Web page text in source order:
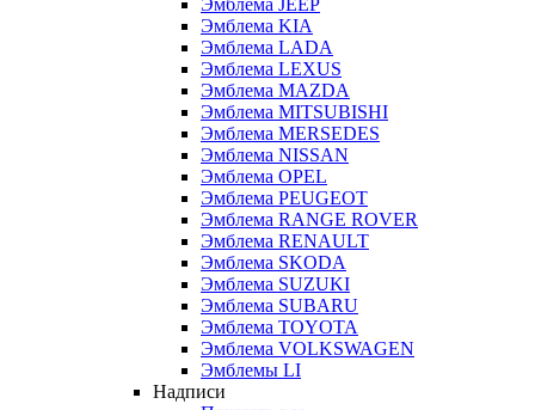
Эмблема JEEP
Эмблема KIA
Эмблема LADA
Эмблема LEXUS
Эмблема MAZDA
Эмблема MITSUBISHI
Эмблема MERSEDES
Эмблема NISSAN
Эмблема OPEL
Эмблема PEUGEOT
Эмблема RANGE ROVER
Эмблема RENAULT
Эмблема SKODA
Эмблема SUZUKI
Эмблема SUBARU
Эмблема TOYOTA
Эмблема VOLKSWAGEN
Эмблемы LI
Надписи